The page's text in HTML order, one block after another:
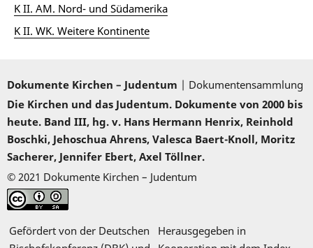
K II. AM. Nord- und Südamerika
K II. WK. Weitere Kontinente
Dokumente Kirchen – Judentum | Dokumentensammlung
Die Kirchen und das Judentum. Dokumente von 2000 bis
heute. Band III, hg. v. Hans Hermann Henrix, Reinhold
Boschki, Jehoschua Ahrens, Valesca Baert-Knoll, Moritz
Sacherer, Jennifer Ebert, Axel Töllner.
© 2021 Dokumente Kirchen – Judentum
Gefördert von der Deutschen
Herausgegeben in